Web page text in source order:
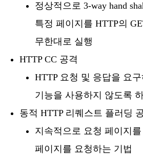
정상적으로 3-way hand
특정 페이지를 HTTP의
무한대로 실행
HTTP CC 공격
HTTP 요청 및 응답을 요구
기능을 사용하지 않도록
동적 HTTP 리퀘스트 플러딩
지속적으로 요청 페이지
페이지를 요청하는 기법